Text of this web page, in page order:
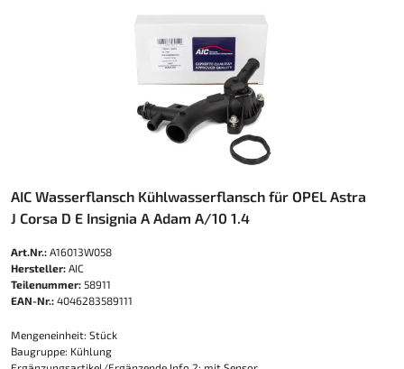
AIC Wasserflansch Kühlwasserflansch für OPEL Astra
J Corsa D E Insignia A Adam A/10 1.4
Art.Nr.: A16013W058
Hersteller: AIC
Teilenummer: 58911
EAN-Nr.: 4046283589111
Mengeneinheit: Stück
Baugruppe: Kühlung